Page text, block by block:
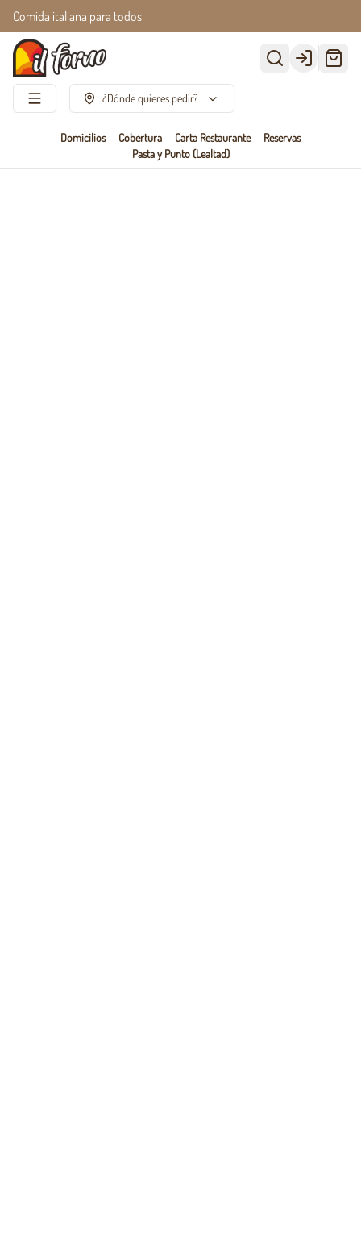
Comida italiana para todos
Login
¿Dónde quieres pedir?
Domicilios Cobertura Carta Restaurante
Reservas
Pasta y Punto (Lealtad)